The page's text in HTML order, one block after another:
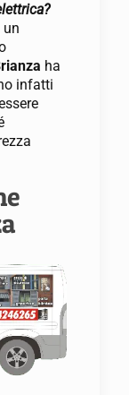
ha
infatti